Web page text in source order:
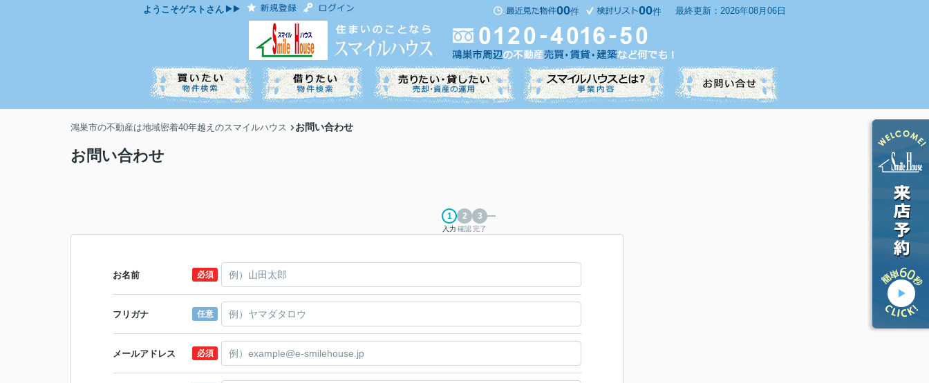
ようこそゲスト さん 00件 00件 最終更新：2026年08月06日
鴻巣市の不動産は地域密着40年越えのスマイルハウス お問い合わせ
お問い合わせ
入力 確認完了
お名前 必須
フリガナ 任意
メールアドレス 必須